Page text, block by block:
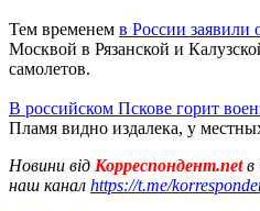
Тем временем в России заявили
Москвой в Рязанской и
самолетов.
В российском Пскове горит
Пламя видно издалека, у
Новини від Корреспондент.netв
наш канал https://t.me/